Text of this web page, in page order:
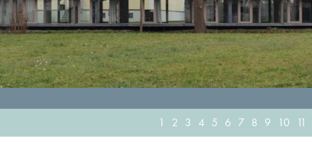
1
2 3 4 5 6 7 8 9 10 11